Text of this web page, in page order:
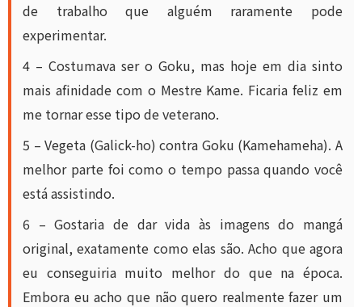
de trabalho que alguém raramente pode
experimentar.
4 – Costumava ser o Goku, mas hoje em dia sinto
mais afinidade com o Mestre Kame. Ficaria feliz em
me tornar esse tipo de veterano.
5 – Vegeta (Galick-ho) contra Goku (Kamehameha). A
melhor parte foi como o tempo passa quando você
está assistindo.
6 – Gostaria de dar vida às imagens do mangá
original, exatamente como elas são. Acho que agora
eu conseguiria muito melhor do que na época.
Embora eu acho que não quero realmente fazer um